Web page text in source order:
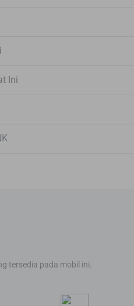
Ini
tersedia pada mobil ini.